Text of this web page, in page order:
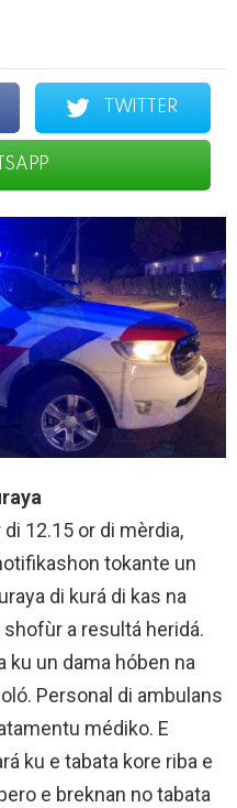
TWITTER
12.15 or di mèrdia,
tokante un
di kurá di kas na
shofùr a resultá heridá.
ku un dama hóben na
Personal di ambulans
médiko. E
ku e tabata kore riba e
e breknan no tabata